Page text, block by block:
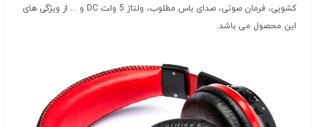
کشویی، فرمان صوتی، صدای باس مطلوب، ولتاژ 5 ولت DC و ... از ویژگی های
این محصول می باشد.